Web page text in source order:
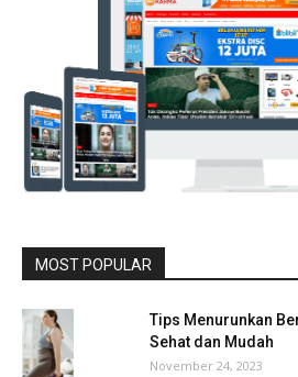
MOST POPULAR
Tips Menurunkan
Sehat dan Mudah
November 24, 2023